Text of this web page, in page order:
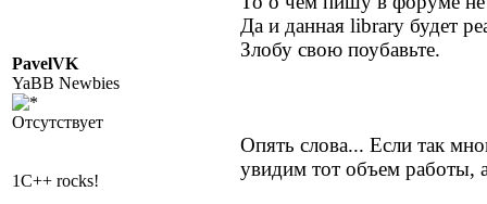
PavelVK
YaBB Newbies
Отсутствует
1C++ rocks!
Да и данная library будет
Злобу свою поубавьте.
Опять слова... Если так
увидим тот объем работы,